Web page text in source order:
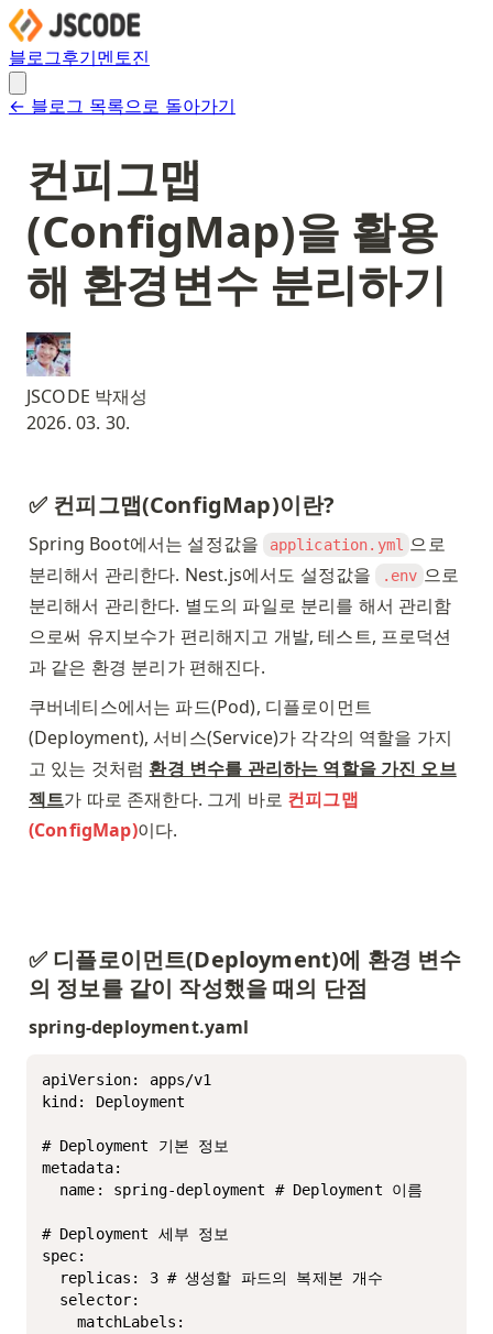
블로그후기멘토진
← 블로그 목록으로 돌아가기
컨피그맵
(ConfigMap)을 활용
해 환경변수 분리하기
JSCODE 박재성
2026. 03. 30.
✅ 컨피그맵(ConfigMap)이란?
Spring Boot에서는 설정값을 application.yml 으로
분리해서 관리한다. Nest.js에서도 설정값을
.env 으로
분리해서 관리한다. 별도의 파일로 분리를 해서 관리함
으로써 유지보수가 편리해지고 개발, 테스트, 프로덕션
과 같은 환경 분리가 편해진다.
쿠버네티스에서는 파드(Pod), 디플로이먼트
(Deployment), 서비스(Service)가 각각의 역할을 가지
고 있는 것처럼 환경 변수를 관리하는 역할을 가진 오브
젝트가 따로 존재한다. 그게 바로 컨피그맵
(ConfigMap)이다.
✅ 디플로이먼트(Deployment)에 환경 변수
의 정보를 같이 작성했을 때의 단점
spring-deployment.yaml
apiVersion: apps/v1
kind: Deployment
# Deployment 기본 정보
metadata:
  name: spring-deployment # Deployment 이름
# Deployment 세부 정보
spec:
  replicas: 3 # 생성할 파드의 복제본 개수
  selector:
    matchLabels: